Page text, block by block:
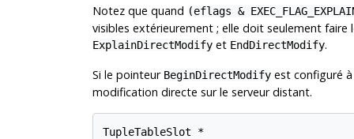
Notez que quand (eflags &
visibles extérieurement ; elle doit seulement
ExplainDirectModifyet EndDirectModify.
Si le pointeur BeginDirectModifyest configuré
modification directe sur le serveur distant.
TupleTableSlot *